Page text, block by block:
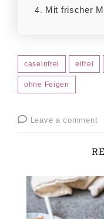
Mit frischer
caseinfrei eifrei
ohne Feigen
Leave a comment